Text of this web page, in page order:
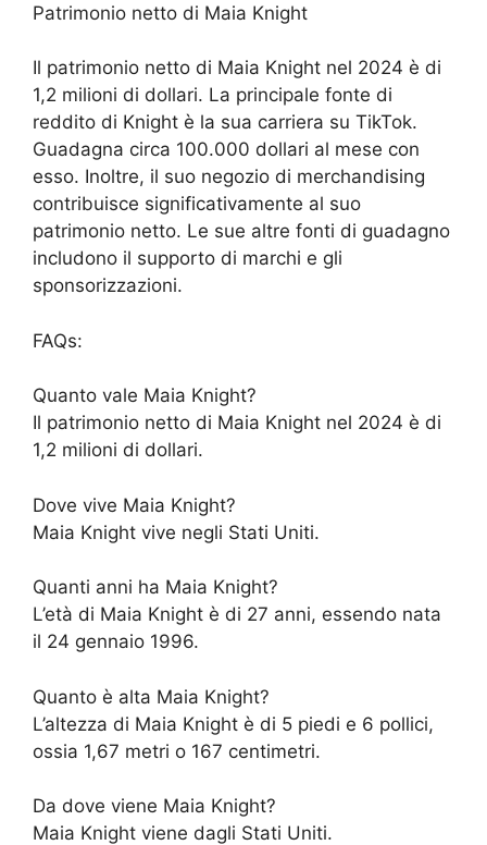
Patrimonio netto di Maia Knight
Il patrimonio netto di Maia Knight nel 2024 è di
1,2 milioni di dollari. La principale fonte di
reddito di Knight è la sua carriera su TikTok.
Guadagna circa 100.000 dollari al mese con
esso. Inoltre, il suo negozio di merchandising
contribuisce significativamente al suo
patrimonio netto. Le sue altre fonti di guadagno
includono il supporto di marchi e gli
sponsorizzazioni.
FAQs:
Quanto vale Maia Knight?
Il patrimonio netto di Maia Knight nel 2024 è di
1,2 milioni di dollari.
Dove vive Maia Knight?
Maia Knight vive negli Stati Uniti.
Quanti anni ha Maia Knight?
L’età di Maia Knight è di 27 anni, essendo nata
il 24 gennaio 1996.
Quanto è alta Maia Knight?
L’altezza di Maia Knight è di 5 piedi e 6 pollici,
ossia 1,67 metri o 167 centimetri.
Da dove viene Maia Knight?
Maia Knight viene dagli Stati Uniti.